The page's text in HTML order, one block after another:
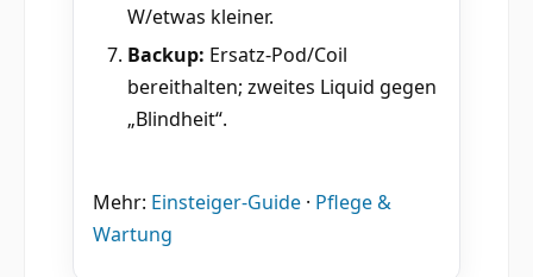
W/etwas kleiner.
Backup: Ersatz-Pod/Coil
bereithalten; zweites Liquid gegen
„Blindheit“.
Mehr: Einsteiger-Guide · Pflege &
Wartung